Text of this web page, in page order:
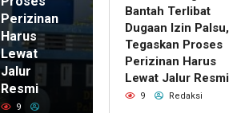
Perizinan
Harus
Lewat
Jalur
Resmi
9
Bantah Terlibat
Dugaan Izin Palsu,
Tegaskan Proses
Perizinan Harus
Lewat Jalur Resmi
9 Redaksi